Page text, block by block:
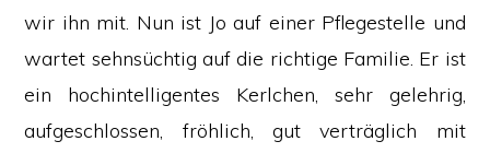
wir ihn mit. Nun ist Jo auf einer Pflegestelle und
wartet sehnsüchtig auf die richtige Familie. Er ist
ein hochintelligentes Kerlchen, sehr gelehrig,
aufgeschlossen, fröhlich, gut verträglich mit